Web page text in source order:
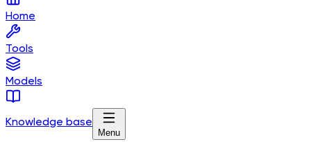
Home
Tools
Models
Knowledge base
Menu